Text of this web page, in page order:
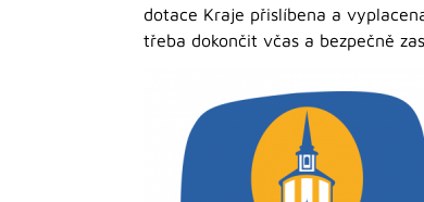
dotace Kraje přislíbena a
třeba dokončit včas a bezpečně